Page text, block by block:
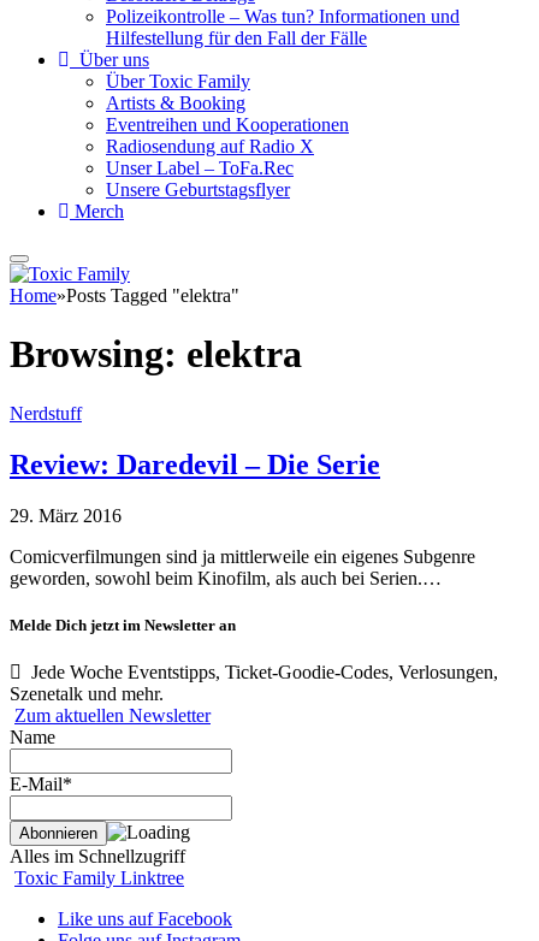
Polizeikontrolle – Was tun? Informationen und
Hilfestellung für den Fall der Fälle
Über uns
Über Toxic Family
Artists & Booking
Eventreihen und Kooperationen
Radiosendung auf Radio X
Unser Label – ToFa.Rec
Unsere Geburtstagsflyer
Merch
Home»Posts Tagged "elektra"
Browsing: elektra
Nerdstuff
Review: Daredevil – Die Serie
29. März 2016
Comicverfilmungen sind ja mittlerweile ein eigenes Subgenre
geworden, sowohl beim Kinofilm, als auch bei Serien.…
Melde Dich jetzt im Newsletter an
Jede Woche Eventstipps, Ticket-Goodie-Codes, Verlosungen,
Szenetalk und mehr.
Zum aktuellen Newsletter
Name
E-Mail*
Alles im Schnellzugriff
Toxic Family Linktree
Like uns auf Facebook